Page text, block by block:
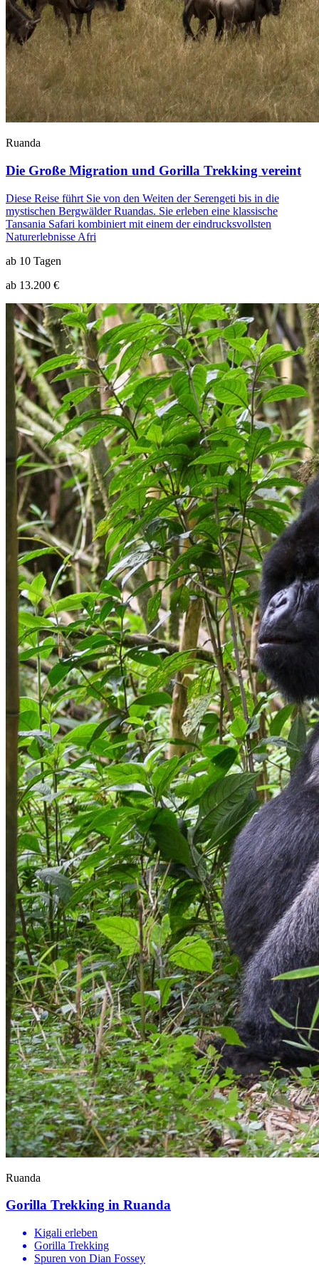
Ruanda
Die Große Migration und Gorilla Trekking vereint
Diese Reise führt Sie von den Weiten der Serengeti bis in die
mystischen Bergwälder Ruandas. Sie erleben eine klassische
Tansania Safari kombiniert mit einem der eindrucksvollsten
Naturerlebnisse Afri
ab 10 Tagen
ab 13.200 €
Ruanda
Gorilla Trekking in Ruanda
Kigali erleben
Gorilla Trekking
Spuren von Dian Fossey